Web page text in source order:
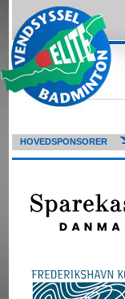
HOVEDSPONSORER